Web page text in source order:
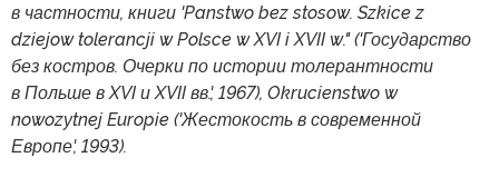
в частности, книги 'Panstwo bez stosow. Szkice z
dziejow tolerancji w Polsce w XVI i XVII w." ('Государство
без костров. Очерки по истории толерантности
в Польше в XVI и XVII вв.', 1967), Okrucienstwo w
nowozytnej Europie ('Жестокость в современной
Европе', 1993).